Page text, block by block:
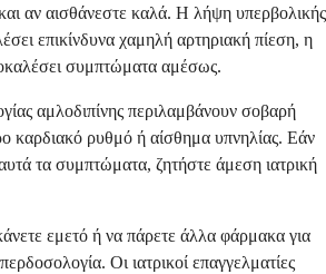
αν αισθάνεστε καλά. Η λήψη υπερβολικής
επικίνδυνα χαμηλή αρτηριακή πίεση, η
συμπτώματα αμέσως.
αμλοδιπίνης περιλαμβάνουν σοβαρή
καρδιακό ρυθμό ή αίσθημα υπνηλίας. Εάν
τα συμπτώματα, ζητήστε άμεση ιατρική
εμετό ή να πάρετε άλλα φάρμακα για
Οι ιατρικοί επαγγελματίες